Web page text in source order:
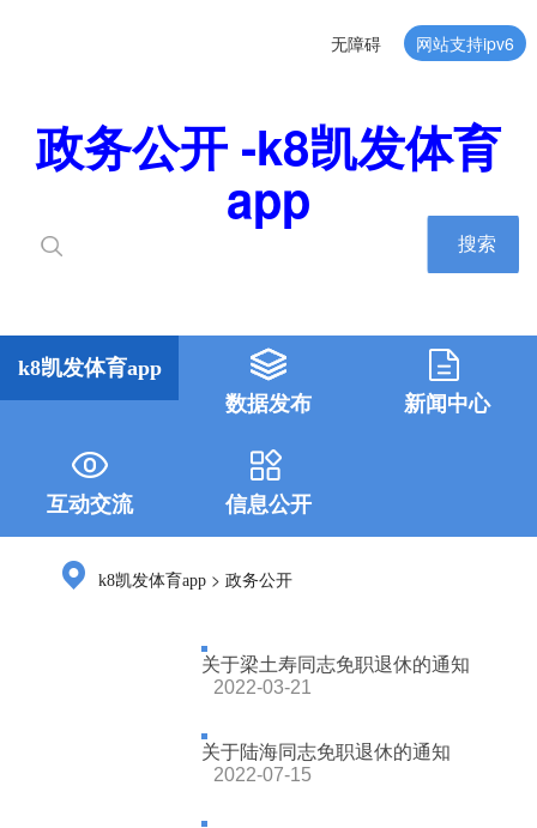
无障碍 网站支持ipv6
政务公开 -k8凯发体育
app
搜索
k8凯发体育app
数据发布
新闻中心
互动交流 信息公开
k8凯发体育app >政务公开
关于梁土寿同志免职退休的通知
2022-03-21
关于陆海同志免职退休的通知
2022-07-15